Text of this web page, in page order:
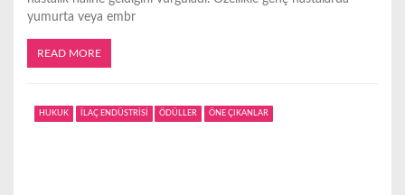
yumurta veya embr
READ MORE
HUKUK İLAÇ ENDÜSTRİSİ ÖDÜLLER ÖNE ÇIKANLAR